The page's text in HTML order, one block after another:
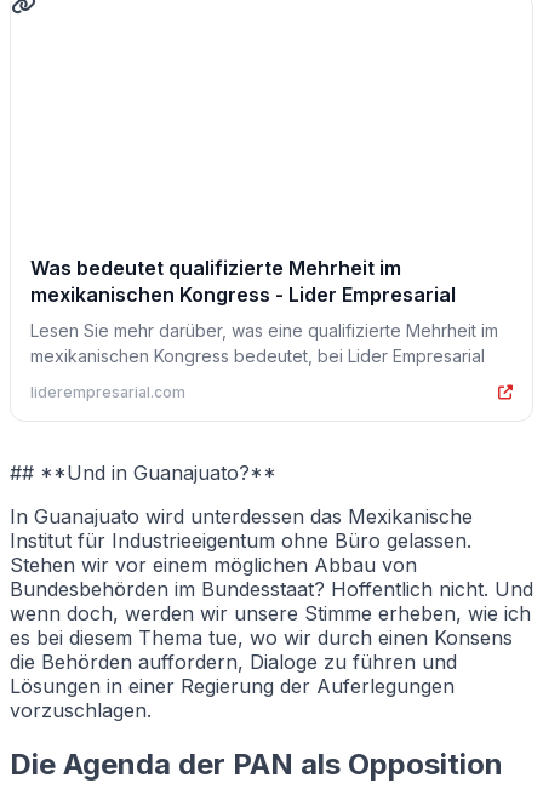
Was bedeutet qualifizierte Mehrheit im
mexikanischen Kongress - Lider Empresarial
Lesen Sie mehr darüber, was eine qualifizierte Mehrheit im
mexikanischen Kongress bedeutet, bei Lider Empresarial
liderempresarial.com
## **Und in Guanajuato?**
In Guanajuato wird unterdessen das Mexikanische
Institut für Industrieeigentum ohne Büro gelassen.
Stehen wir vor einem möglichen Abbau von
Bundesbehörden im Bundesstaat? Hoffentlich nicht. Und
wenn doch, werden wir unsere Stimme erheben, wie ich
es bei diesem Thema tue, wo wir durch einen Konsens
die Behörden auffordern, Dialoge zu führen und
Lösungen in einer Regierung der Auferlegungen
vorzuschlagen.
Die Agenda der PAN als Opposition